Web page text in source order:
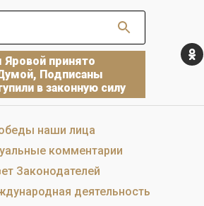
Яровой принято
Подписаны
в законную силу
наши лица
комментарии
Законодателей
деятельность